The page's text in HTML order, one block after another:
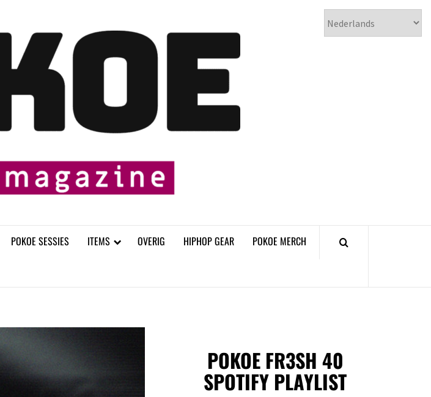
𝗣𝗢𝗞𝗢𝗘
POKOE SESSIES ITEMS OVERIG HIPHOP GEAR POKOE MERCH
POKOE FR3SH 40
SPOTIFY PLAYLIST